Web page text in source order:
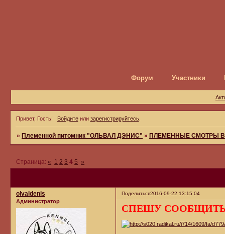
Форум Участники
Привет, Гость! Войдитеили зарегистрируйтесь.
» Племенной питомник "ОЛЬВАЛ ДЭНИС" » ПЛЕМЕННЫЕ СМОТРЫ
Страница:« 1 2 3 4 5 »
Поделиться2016-09-22 13:15:04
olvaldenis
Администратор
СПЕШУ